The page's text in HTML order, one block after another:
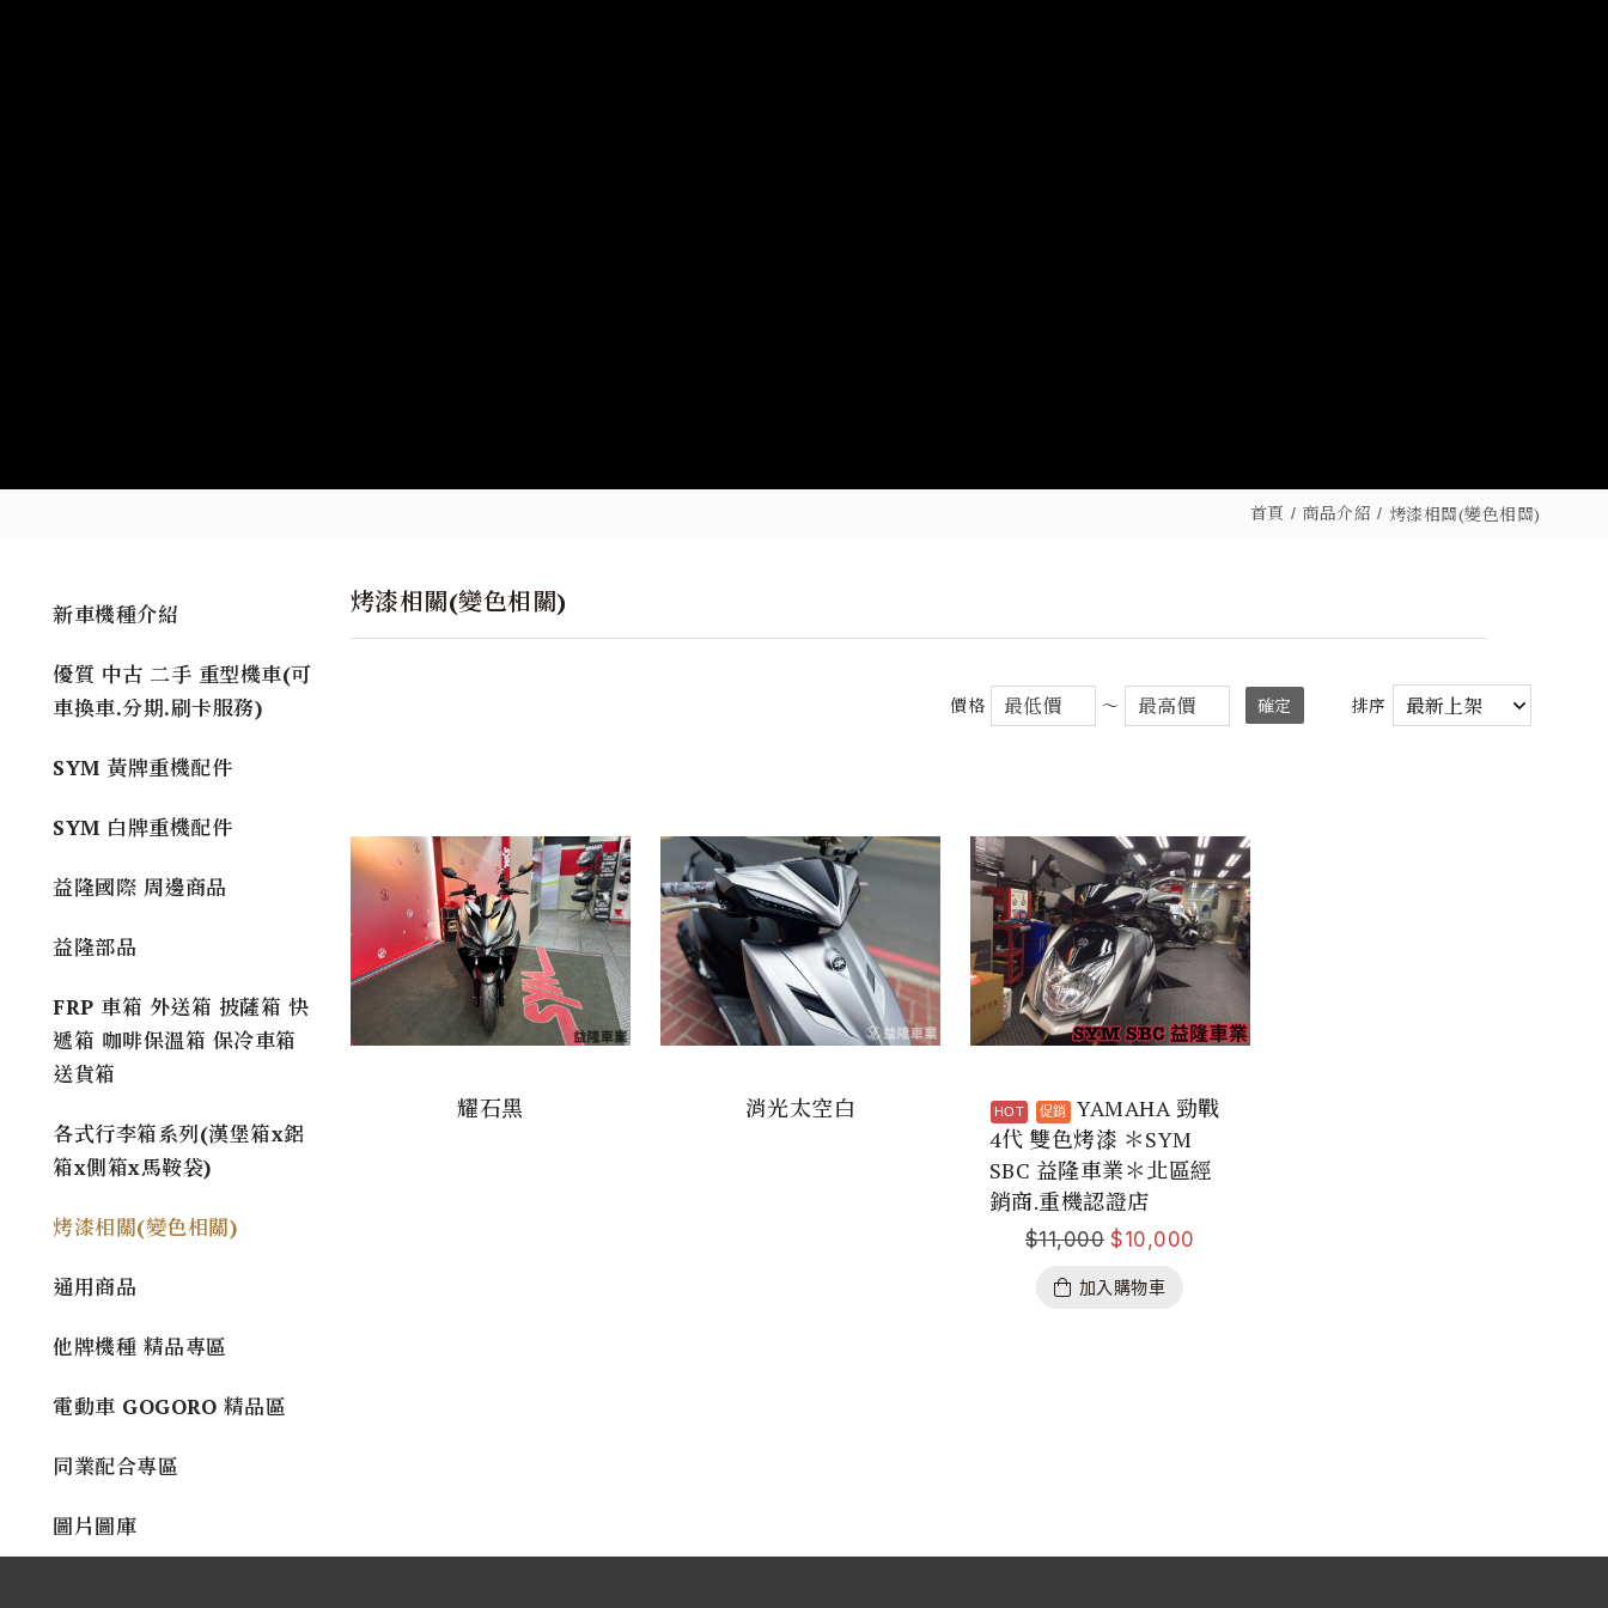
首頁 商品介紹 烤漆相關(變色相關)
新車機種介紹
優質 中古 二手 重型機車(可
車換車.分期.刷卡服務)
SYM 黃牌重機配件
SYM 白牌重機配件
益隆國際 周邊商品
益隆部品
FRP 車箱 外送箱 披薩箱 快
遞箱 咖啡保溫箱 保冷車箱
送貨箱
各式行李箱系列(漢堡箱x鋁
箱x側箱x馬鞍袋)
烤漆相關(變色相關)
通用商品
他牌機種 精品專區
電動車 GOGORO 精品區
同業配合專區
圖片圖庫
烤漆相關(變色相關)
價格 ～ 確定 排序
耀石黑 消光太空白
YAMAHA 勁戰
4代 雙色烤漆 ＊SYM
SBC 益隆車業＊北區經
銷商.重機認證店
$11,000 $10,000
加入購物車